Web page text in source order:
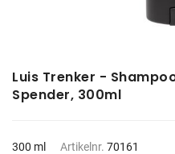
Luis Trenker -
Spender, 300ml
300 ml Artikelnr. 70161